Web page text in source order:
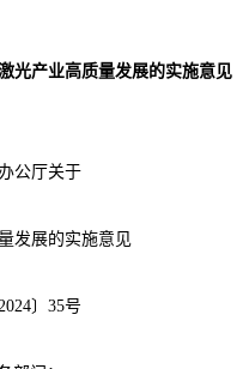
产业高质量发展的实施意见
公厅关于
展的实施意见
〕35号